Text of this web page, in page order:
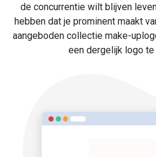
de concurrentie wilt blijven
hebben dat je prominent maakt
aangeboden collectie make-
een dergelijk logo te